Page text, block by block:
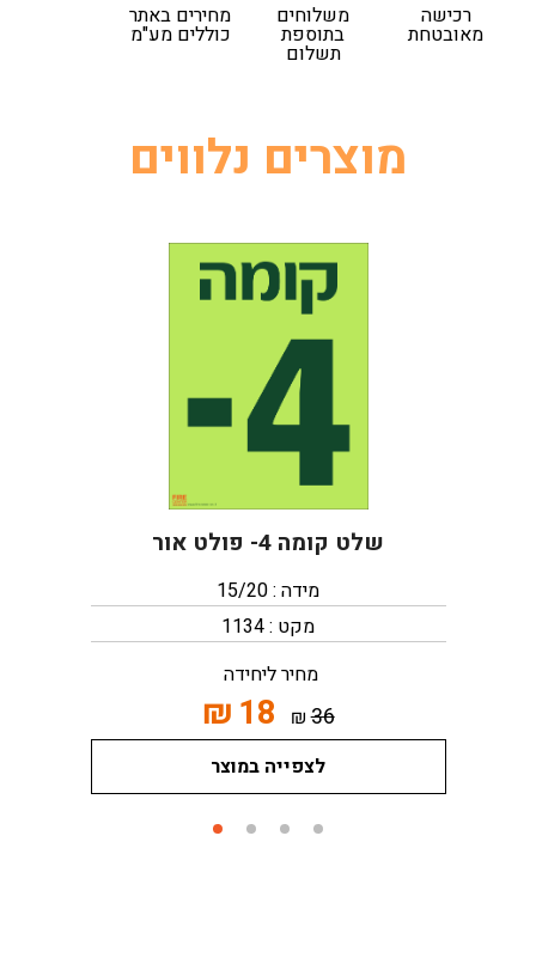
רכישה
מאובטחת
משלוחים
בתוספת
תשלום
מחירים באתר
כוללים מע"מ
מוצרים נלווים
שלט קומה 4- פולט אור
מידה : 15/20
מקט : 1134
מחיר ליחידה
36
₪
18
₪
לצפייה במוצר